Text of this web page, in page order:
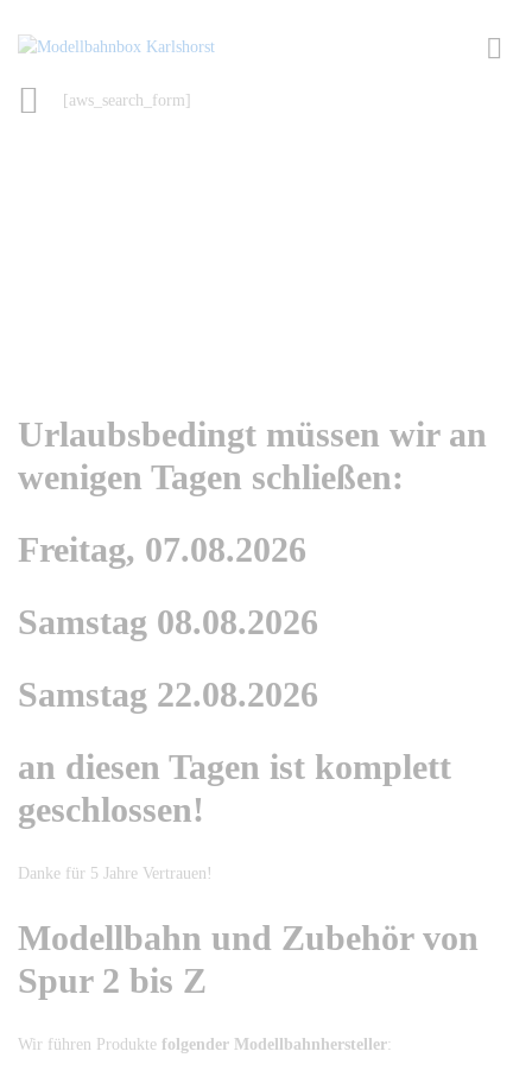
[aws_search_form]
Urlaubsbedingt müssen wir an
wenigen Tagen schließen:
Freitag, 07.08.2026
Samstag 08.08.2026
Samstag 22.08.2026
an diesen Tagen ist komplett
geschlossen!
Danke für 5 Jahre Vertrauen!
Modellbahn und Zubehör von
Spur 2 bis Z
Wir führen Produkte folgender Modellbahnhersteller: